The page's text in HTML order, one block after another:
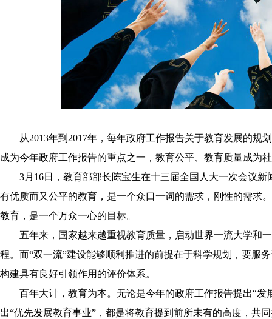
从2013年到2017年，每年政府工作报告关于教育发展的规
成为今年政府工作报告的重点之一，教育公平、教育质量成为
3月16日，教育部部长陈宝生在十三届全国人大一次会议
有优质而又公平的教育，是一个众口一词的需求，刚性的需求
教育，是一个万众一心的目标。
五年来，国家越来越重视教育质量，启动世界一流大学和
程。而“双一流”建设能够顺利推进的前提在于科学规划，要服
构建具有良好引领作用的评价体系。
百年大计，教育为本。无论是今年的政府工作报告提出“
出“优先发展教育事业”，都是将教育提到前所未有的高度，共